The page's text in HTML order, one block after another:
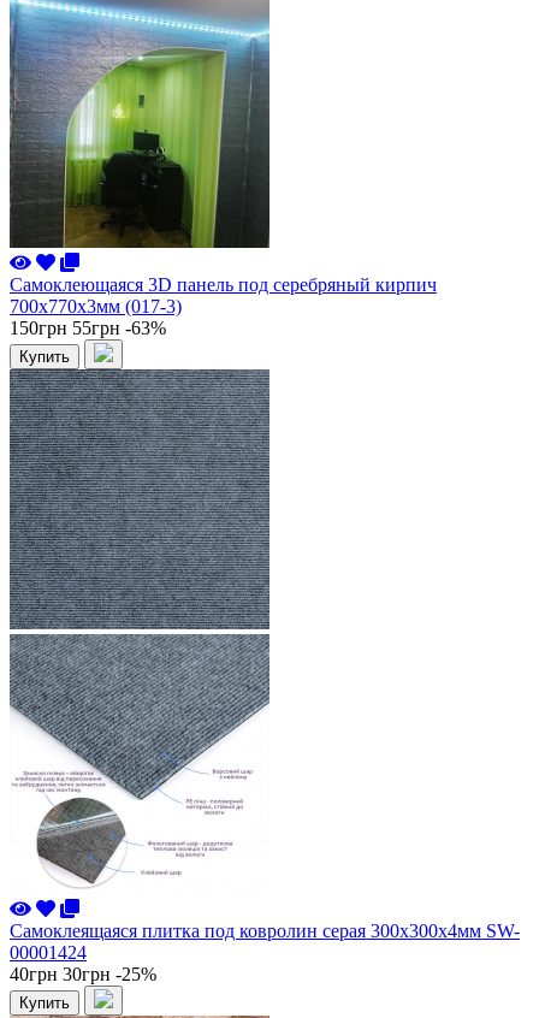
Самоклеющаяся 3D панель под серебряный кирпич
700x770x3мм (017-3)
150грн 55грн -63%
Купить
Самоклеящаяся плитка под ковролин серая 300х300х4мм SW-
00001424
40грн 30грн -25%
Купить